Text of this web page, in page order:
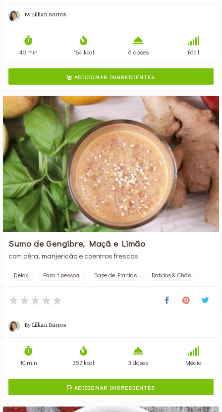
ByLillian Barros
40 min 184 kcal 6 doses Fácil
ADICIONAR INGREDIENTES
Sumo de Gengibre, Maçã e Limão
com pêra, manjericão e coentros frescos
Detox Para 1 pessoa Base de Plantas Batidos & Chás
ByLillian Barros
10 min 357 kcal 3 doses Médio
ADICIONAR INGREDIENTES